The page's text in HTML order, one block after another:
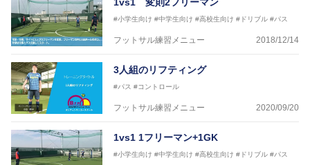
※全コーチボンフィンサッカースクール所属
#小学生向け #中学生向け #高校生向け #ドリブル #パス
フットサル練習メニュー 2018/12/14
3人組のリフティング
#パス #コントロール
フットサル練習メニュー 2020/09/20
1vs1 1フリーマン+1GK
#小学生向け #中学生向け #高校生向け #ドリブル #パス